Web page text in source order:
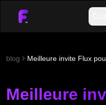
blog
Meilleure